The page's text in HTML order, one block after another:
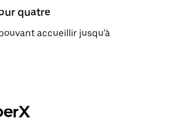
quatre
accueillir jusqu'à